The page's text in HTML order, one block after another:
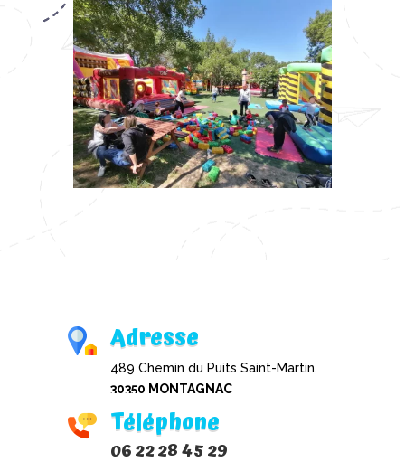
Adresse
489 Chemin du Puits Saint-Martin,
30350 MONTAGNAC
Téléphone
06 22 28 45 29